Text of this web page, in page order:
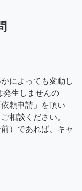
によっても変動し
発生しませんの
頼申請」を頂い
相談ください。
）であれば、キャ